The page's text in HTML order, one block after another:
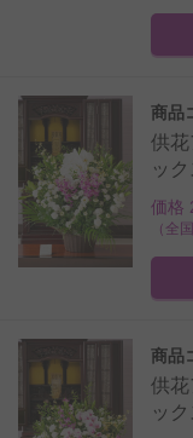
商品
供
ッ
価格
（全
商品
供
ッ